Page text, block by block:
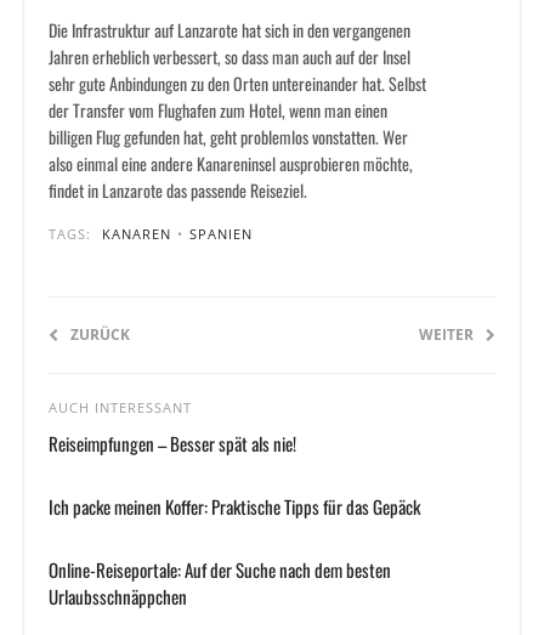
Die Infrastruktur auf Lanzarote hat sich in den vergangenen
Jahren erheblich verbessert, so dass man auch auf der Insel
sehr gute Anbindungen zu den Orten untereinander hat. Selbst
der Transfer vom Flughafen zum Hotel, wenn man einen
billigen Flug gefunden hat, geht problemlos vonstatten. Wer
also einmal eine andere Kanareninsel ausprobieren möchte,
findet in Lanzarote das passende Reiseziel.
TAGS: KANAREN • SPANIEN
ZURÜCK WEITER
AUCH INTERESSANT
Reiseimpfungen – Besser spät als nie!
Ich packe meinen Koffer: Praktische Tipps für das Gepäck
Online-Reiseportale: Auf der Suche nach dem besten
Urlaubsschnäppchen